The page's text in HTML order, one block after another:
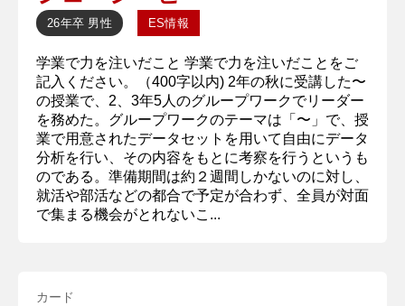
26年卒 男性 ES情報
学業で力を注いだこと 学業で力を注いだことをご
記入ください。（400字以内) 2年の秋に受講した〜
の授業で、2、3年5人のグループワークでリーダー
を務めた。グループワークのテーマは「〜」で、授
業で用意されたデータセットを用いて自由にデータ
分析を行い、その内容をもとに考察を行うというも
のである。準備期間は約２週間しかないのに対し、
就活や部活などの都合で予定が合わず、全員が対面
で集まる機会がとれないこ...
カード